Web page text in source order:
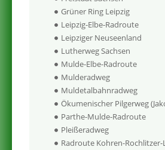
Grüner Ring Leipzig
Leipzig-Elbe-Radroute
Leipziger Neuseenland
Lutherweg Sachsen
Mulde-Elbe-Radroute
Mulderadweg
Muldetalbahnradweg
Ökumenischer Pilgerweg
Parthe-Mulde-Radroute
Pleißeradweg
Radroute Kohren-Rochlitzer-